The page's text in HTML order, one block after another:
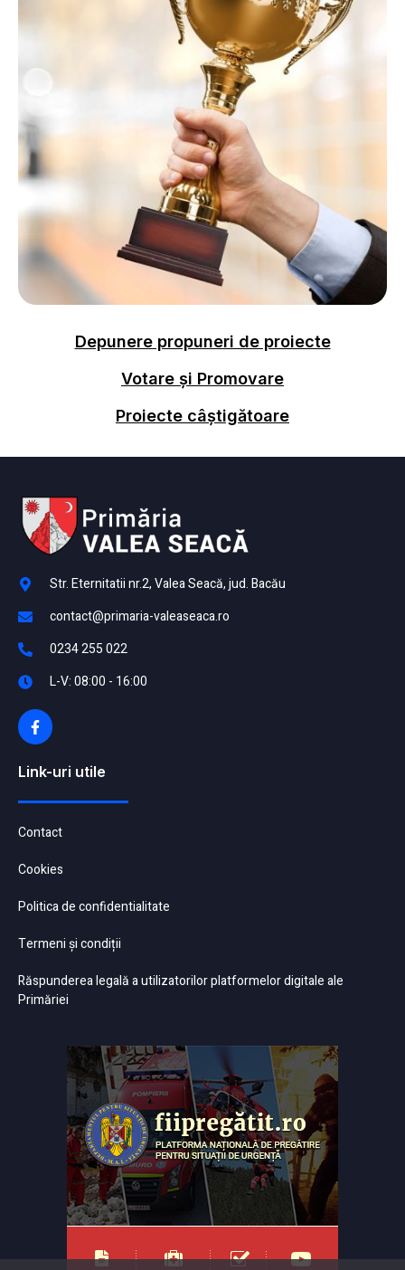
Depunere propuneri de proiecte
Votare și Promovare
Proiecte câștigătoare
Str. Eternitatii nr.2, Valea Seacă, jud. Bacău
contact@primaria-valeaseaca.ro
0234 255 022
L-V: 08:00 - 16:00
Link-uri utile
Contact
Cookies
Politica de confidentialitate
Termeni și condiții
Răspunderea legală a utilizatorilor platformelor digitale ale
Primăriei